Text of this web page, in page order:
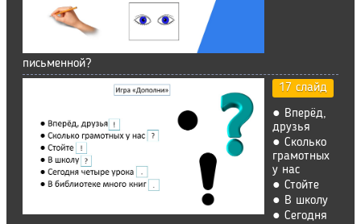
письменной?
17 слайд
● Вперёд,
друзья
● Сколько
грамотных
у нас
● Стойте
● В школу
● Сегодня